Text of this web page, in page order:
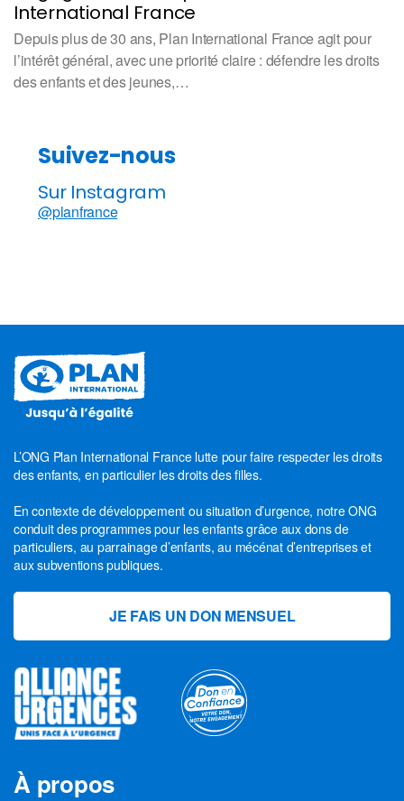
International France
Depuis plus de 30 ans, Plan International France agit pour
l’intérêt général, avec une priorité claire : défendre les droits
des enfants et des jeunes,…
Suivez-nous
Sur Instagram
@planfrance
L’ONG Plan International France lutte pour faire respecter les droits
des enfants, en particulier les droits des filles.
En contexte de développement ou situation d’urgence, notre ONG
conduit des programmes pour les enfants grâce aux dons de
particuliers, au parrainage d’enfants, au mécénat d’entreprises et
aux subventions publiques.
JE FAIS UN DON MENSUEL
À propos